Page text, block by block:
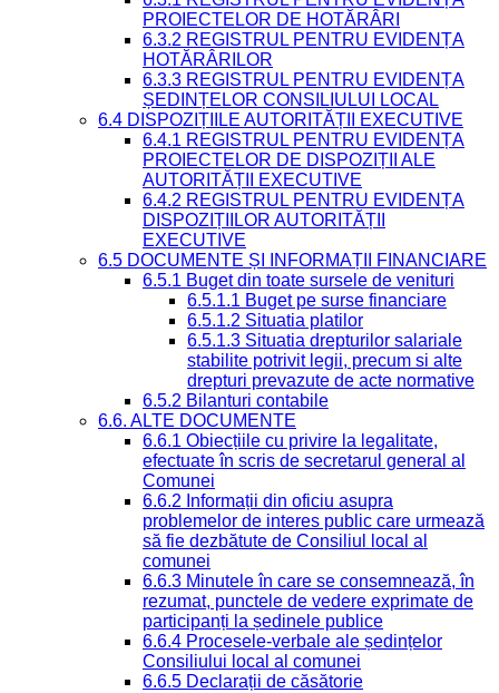
PROIECTELOR DE HOTĂRÂRI
6.3.2 REGISTRUL PENTRU EVIDENȚA
HOTĂRÂRILOR
6.3.3 REGISTRUL PENTRU EVIDENȚA
ȘEDINȚELOR CONSILIULUI LOCAL
6.4 DISPOZIȚIILE AUTORITĂȚII EXECUTIVE
6.4.1 REGISTRUL PENTRU EVIDENȚA
PROIECTELOR DE DISPOZIȚII ALE
AUTORITĂȚII EXECUTIVE
6.4.2 REGISTRUL PENTRU EVIDENȚA
DISPOZIȚIILOR AUTORITĂȚII
EXECUTIVE
6.5 DOCUMENTE ȘI INFORMAȚII FINANCIARE
6.5.1 Buget din toate sursele de venituri
6.5.1.1 Buget pe surse financiare
6.5.1.2 Situatia platilor
6.5.1.3 Situatia drepturilor salariale
stabilite potrivit legii, precum si alte
drepturi prevazute de acte normative
6.5.2 Bilanturi contabile
6.6. ALTE DOCUMENTE
6.6.1 Obiecțiile cu privire la legalitate,
efectuate în scris de secretarul general al
Comunei
6.6.2 Informații din oficiu asupra
problemelor de interes public care urmează
să fie dezbătute de Consiliul local al
comunei
6.6.3 Minutele în care se consemnează, în
rezumat, punctele de vedere exprimate de
participanți la ședinele publice
6.6.4 Procesele-verbale ale ședințelor
Consiliului local al comunei
6.6.5 Declarații de căsătorie